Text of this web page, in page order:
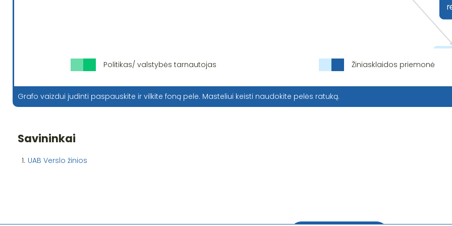
Politikas/ valstybės tarnautojas Žiniasklaidos priemonė
Grafo vaizdui judinti paspauskite ir vilkite foną pele. Masteliui keisti naudokite pelės ratuką.
Savininkai
1. UAB Verslo žinios